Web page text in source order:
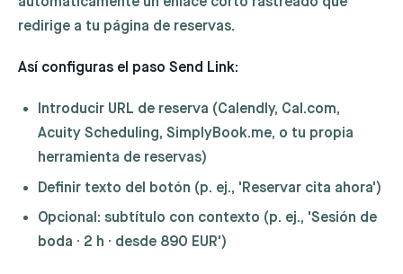
redirige a tu página de reservas.
Así configuras el paso Send Link:
Introducir URL de reserva (Calendly, Cal.com,
Acuity Scheduling, SimplyBook.me, o tu propia
herramienta de reservas)
Definir texto del botón (p. ej., 'Reservar cita ahora')
Opcional: subtítulo con contexto (p. ej., 'Sesión de
boda · 2 h · desde 890 EUR')